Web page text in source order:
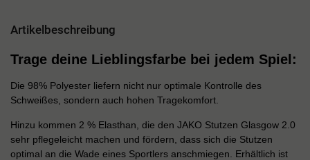
Artikelbeschreibung
Trage deine Lieblingsfarbe bei jedem Spiel:
Die 98% Polyester liefern nicht nur optimale Kontrolle des
Schweißes, sondern auch hohen Tragekomfort.
Hinzu kommen 2 % Elasthan, die den JAKO Stutzen Glasgow 2.0
sehr pflegeleicht machen und fördern, dass sich die Stutzen
optimal an die Wade eines Sportlers anschmiegen. Erhältlich ist